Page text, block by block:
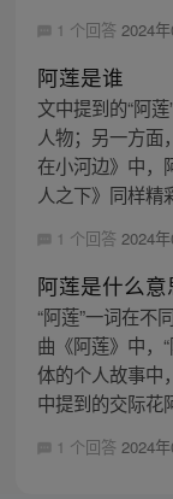
1 个回答 2024
阿莲是谁
文中提到的“阿
人物；另一方
在小河边》中，
人之下》同样精
1 个回答 2024
阿莲是什么意
“阿莲”一词在不
曲《阿莲》中，
体的个人故事中
中提到的交际花
1 个回答 2024